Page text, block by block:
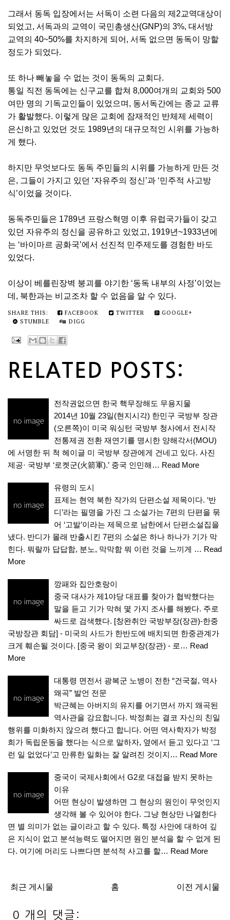
그래서 동독 입장에서는 서독이 소련 다음의 제2교역대상이
되었고, 서독과의 교역이 국민총생산(GNP)의 3%, 대서방
교역의 40~50%를 차지하게 되어, 서독 없으면 동독이 망할
정도가 되었다.
또 하나 빼놓을 수 없는 것이 동독의 교회다.
통일 직전 동독에는 신구교를 합쳐 8,000여개의 교회와 500
여만 명의 기독교인들이 있었으며, 동서독간에는 종교 교류
가 활발했다. 이렇게 많은 교회에 잠재적인 반체제 세력이
은신하고 있었던 것도 1989년의 대규모적인 시위를 가능하
게 했다.
하지만 무엇보다도 동독 주민들의 시위를 가능하게 만든 것
은, 그들이 가지고 있던 ‘자유주의 정신’과 ‘민주적 사고방
식’이었을 것이다.
동독주민들은 1789년 프랑스혁명 이후 유럽국가들이 갖고
있던 자유주의 정신을 공유하고 있었고, 1919년~1933년에
는 ‘바이마르 공화국’에서 선진적 민주제도를 경험한 바도
있었다.
이상이 베를린장벽 붕괴를 야기한 ‘동독 내부의 사정’이었는
데, 북한과는 비교조차 할 수 없음을 알 수 있다.
SHARE THIS: FACEBOOK TWITTER
GOOGLE+
STUMBLE
DIGG
RELATED POSTS:
전작권없으면 한국 핵무장해도 무용지물
2014년 10월 23일(현지시각) 한민구 국방부 장관
(오른쪽)이 미국 워싱턴 국방부 청사에서 전시작
전통제권 전환 재연기를 명시한 양해각서(MOU)
에 서명한 뒤 척 헤이글 미 국방부 장관에게 건네고 있다. 사진
제공· 국방부 ‘로켓군(火箭軍).’ 중국 인민해… Read More
유령의 도시
표제는 현역 북한 작가의 단편소설 제목이다. ‘반
디’라는 필명을 가진 그 소설가는 7편의 단편을 묶
어 ‘고발’이라는 제목으로 남한에서 단편소설집을
냈다. 반디가 몰래 반출시킨 7편의 소설은 하나 하나가 기가 막
힌다. 뭐랄까 답답함, 분노, 막막함 뭐 이런 것을 느끼게 … Read
More
깡패와 집안호랑이
중국 대사가 제1야당 대표를 찾아가 협박했다는
말을 듣고 기가 막혀 몇 가지 조사를 해봤다. 주로
싸드로 검색했다. [창완취안 국방부장(장관)-한중
국방장관 회담] - 미국의 사드가 한반도에 배치되면 한중관계가
크게 훼손될 것이다. [중국 왕이 외교부장(장관) - 로… Read
More
대통령 면전서 광복군 노병이 전한 “건국절, 역사
왜곡” 발언 전문
박근혜는 아버지의 유지를 어기면서 까지 왜곡된
역사관을 강요합니다. 박정희는 결코 자신의 친일
행위를 미화하지 않으려 했다고 합니다. 어떤 역사학자가 박정
희가 독립운동을 했다는 식으로 말하자, 옆에서 듣고 있다고 ‘그
런 일 없었다’고 만류한 일화는 잘 알려진 것이지… Read More
중국이 국제사회에서 G2로 대접을 받지 못하는
이유
어떤 현상이 발생하면 그 현상의 원인이 무엇인지
생각해 볼 수 있어야 한다. 그냥 현상만 나열한다
면 별 의미가 없는 글이라고 할 수 있다. 특정 사안에 대하여 깊
은 지식이 없고 분석능력도 떨어지면 원인 분석을 할 수 없게 된
다. 여기에 머리도 나쁘다면 분석적 사고를 할… Read More
최근 게시물 이전 게시물
홈
0 개의 댓글: